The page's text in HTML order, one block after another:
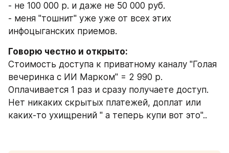
- не 100 000 р. и даже не 50 000 руб.
- меня "тошнит" уже уже от всех этих
инфоцыганских приемов.
Говорю честно и открыто:
Стоимость доступа к приватному каналу "Голая
вечеринка с ИИ Марком" = 2 990 р.
Оплачивается 1 раз и сразу получаете доступ.
Нет никаких скрытых платежей, доплат или
каких-то ухищрений " а теперь купи вот это"..